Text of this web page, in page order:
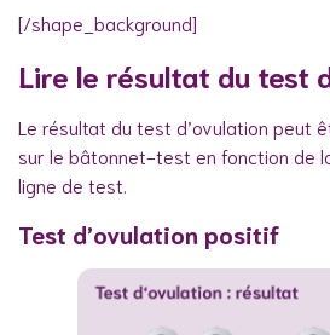
[/shape_background]
Lire le résultat du test
Le résultat du test d’ovulation peut
sur le bâtonnet-test en fonction de
ligne de test.
Test d’ovulation positif